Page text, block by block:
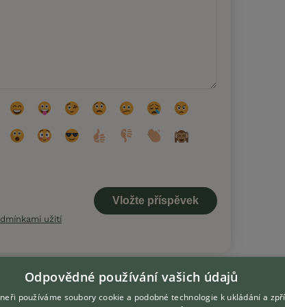
užití
Odpovědné používání vašich údajů
používáme soubory cookie a podobné technologie k ukládání a